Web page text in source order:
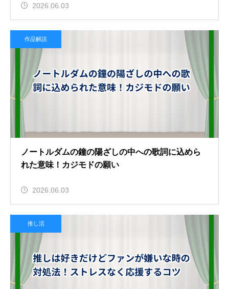
2026.06.03
作品解説
ノートルダムの鐘の陽ざしの中への歌詞に込めら
れた意味！カジモドの願い
2026.06.03
推し活